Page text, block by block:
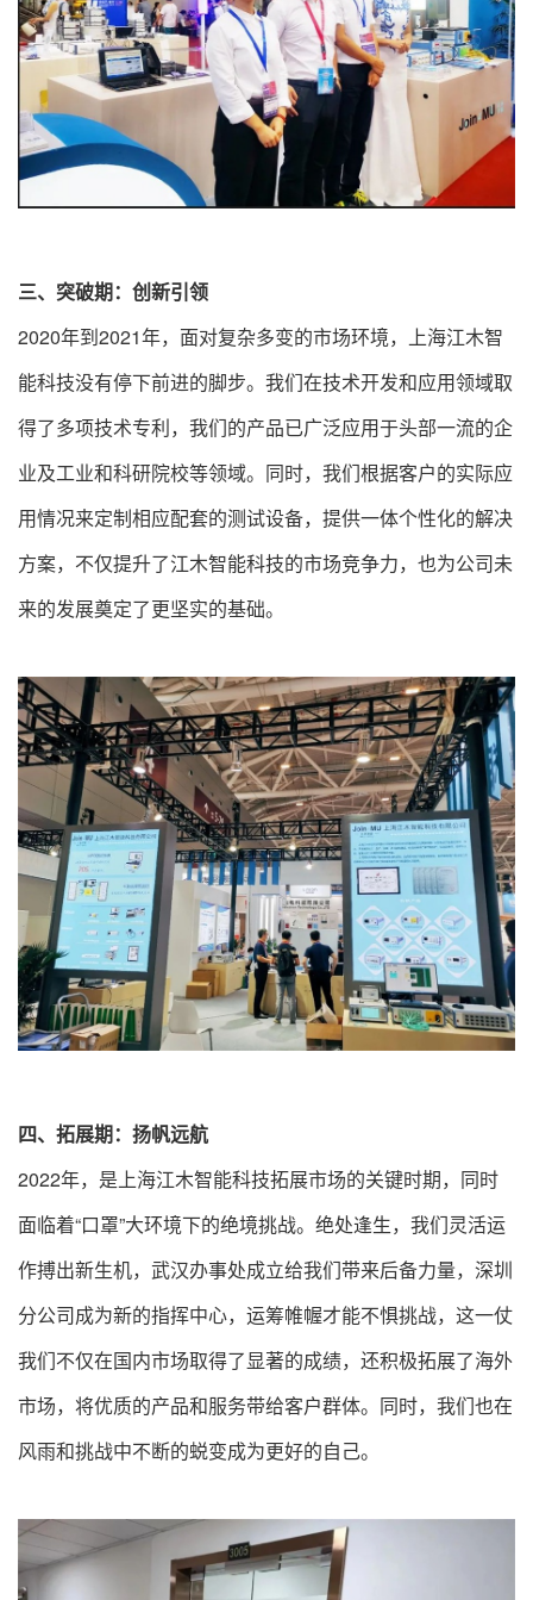
三、突破期：创新引领
2020年到2021年，面对复杂多变的市场环境，上海江木智
能科技没有停下前进的脚步。我们在技术开发和应用领域取
得了多项技术专利，我们的产品已广泛应用于头部一流的企
业及工业和科研院校等领域。同时，我们根据客户的实际应
用情况来定制相应配套的测试设备，提供一体个性化的解决
方案，不仅提升了江木智能科技的市场竞争力，也为公司未
来的发展奠定了更坚实的基础。
四、拓展期：扬帆远航
2022年，是上海江木智能科技拓展市场的关键时期，同时
面临着“口罩”大环境下的绝境挑战。绝处逢生，我们灵活运
作搏出新生机，武汉办事处成立给我们带来后备力量，深圳
分公司成为新的指挥中心，运筹帷幄才能不惧挑战，这一仗
我们不仅在国内市场取得了显著的成绩，还积极拓展了海外
市场，将优质的产品和服务带给客户群体。同时，我们也在
风雨和挑战中不断的蜕变成为更好的自己。